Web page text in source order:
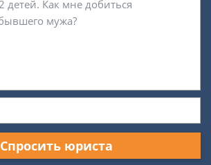
Спросить юриста